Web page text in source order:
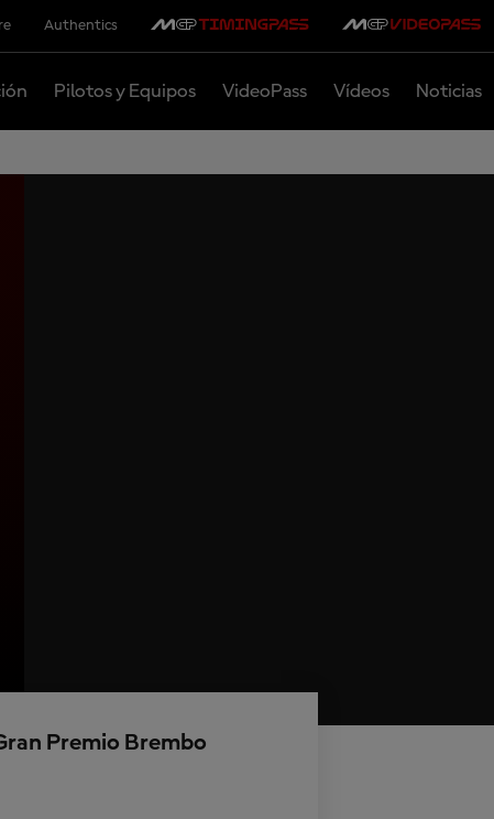
Authentics
Pilotos y Equipos VideoPass Vídeos Noticias
Premio Brembo